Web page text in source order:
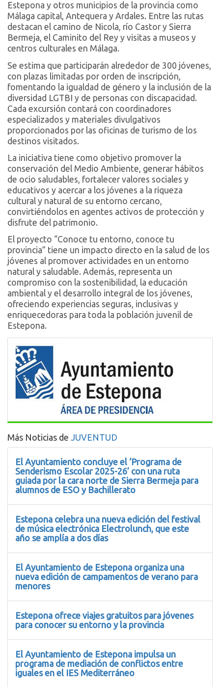
Estepona y otros municipios de la provincia como
Málaga capital, Antequera y Ardales. Entre las rutas
destacan el camino de Nicola, río Castor y Sierra
Bermeja, el Caminito del Rey y visitas a museos y
centros culturales en Málaga.
Se estima que participarán alrededor de 300 jóvenes,
con plazas limitadas por orden de inscripción,
fomentando la igualdad de género y la inclusión de la
diversidad LGTBI y de personas con discapacidad.
Cada excursión contará con coordinadores
especializados y materiales divulgativos
proporcionados por las oficinas de turismo de los
destinos visitados.
La iniciativa tiene como objetivo promover la
conservación del Medio Ambiente, generar hábitos
de ocio saludables, fortalecer valores sociales y
educativos y acercar a los jóvenes a la riqueza
cultural y natural de su entorno cercano,
convirtiéndolos en agentes activos de protección y
disfrute del patrimonio.
El proyecto “Conoce tu entorno, conoce tu
provincia” tiene un impacto directo en la salud de los
jóvenes al promover actividades en un entorno
natural y saludable. Además, representa un
compromiso con la sostenibilidad, la educación
ambiental y el desarrollo integral de los jóvenes,
ofreciendo experiencias seguras, inclusivas y
enriquecedoras para toda la población juvenil de
Estepona.
Más Noticias de JUVENTUD
El Ayuntamiento concluye el ‘Programa de
Senderismo Escolar 2025-26’ con una ruta
guiada por la cara norte de Sierra Bermeja para
alumnos de ESO y Bachillerato
Estepona celebra una nueva edición del festival
de música electrónica Electrolunch, que este
año se amplía a dos días
El Ayuntamiento de Estepona organiza una
nueva edición de campamentos de verano para
menores
Estepona ofrece viajes gratuitos para jóvenes
para conocer su entorno y la provincia
El Ayuntamiento de Estepona impulsa un
programa de mediación de conflictos entre
iguales en el IES Mediterráneo